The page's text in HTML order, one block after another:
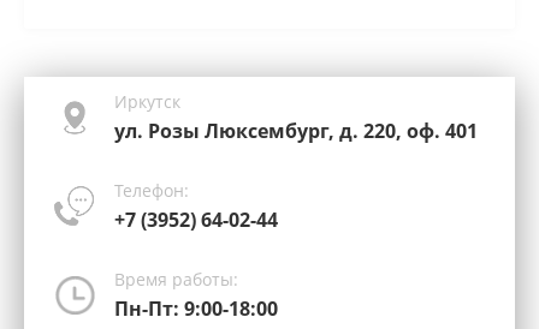
Иркутск
ул. Розы Люксембург, д. 220, оф. 401
Телефон:
+7 (3952) 64-02-44
Время работы:
Пн-Пт: 9:00-18:00